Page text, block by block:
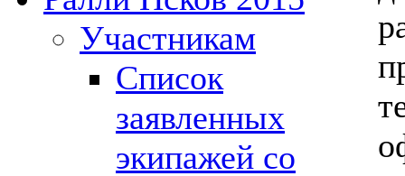
Участникам
Список
заявленных
экипажей со